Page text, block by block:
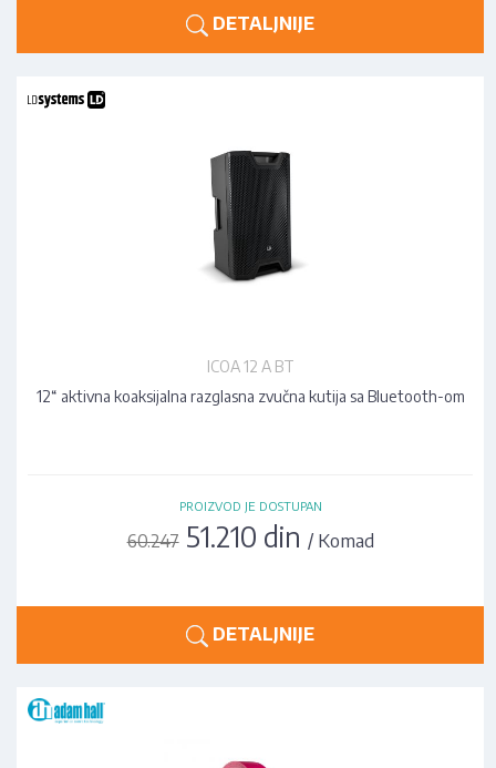
DETALJNIJE
ICOA 12 A BT
12“ aktivna koaksijalna razglasna zvučna kutija sa Bluetooth-om
PROIZVOD JE DOSTUPAN
60.24751.210 din / Komad
DETALJNIJE